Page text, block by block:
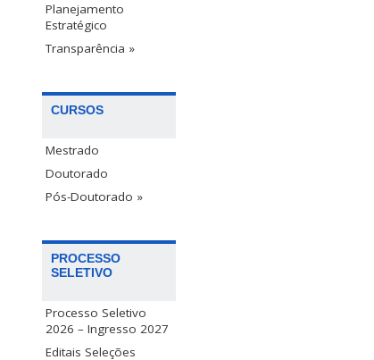
Planejamento
Estratégico
Transparência »
CURSOS
Mestrado
Doutorado
Pós-Doutorado »
PROCESSO
SELETIVO
Processo Seletivo
2026 – Ingresso 2027
Editais Seleções